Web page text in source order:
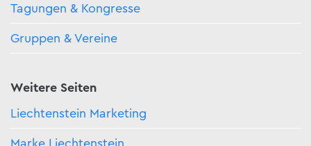
Tagungen & Kongresse
Gruppen & Vereine
Weitere Seiten
Liechtenstein Marketing
Marke Liechtenstein